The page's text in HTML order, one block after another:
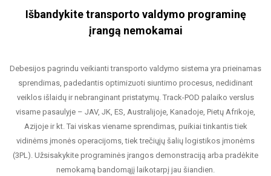
Išbandykite transporto valdymo programinę
įrangą nemokamai
Debesijos pagrindu veikianti transporto valdymo sistema yra prieinamas
sprendimas, padedantis optimizuoti siuntimo procesus, nedidinant
veiklos išlaidų ir nebranginant pristatymų. Track-POD palaiko verslus
visame pasaulyje – JAV, JK, ES, Australijoje, Kanadoje, Pietų Afrikoje,
Azijoje ir kt. Tai viskas viename sprendimas, puikiai tinkantis tiek
vidinėms įmonės operacijoms, tiek trečiųjų šalių logistikos įmonėms
(3PL). Užsisakykite programinės įrangos demonstraciją arba pradėkite
nemokamą bandomąjį laikotarpį jau šiandien.